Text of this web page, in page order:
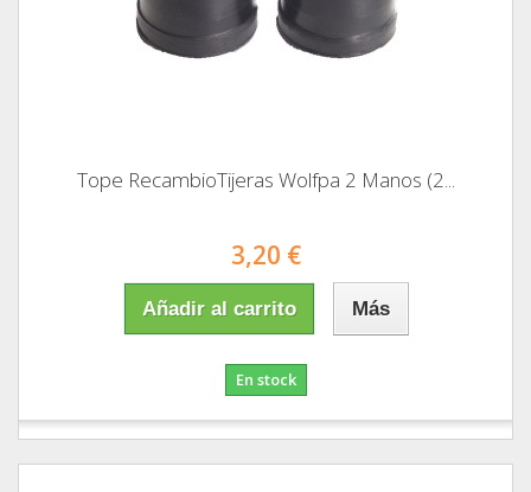
Tope RecambioTijeras Wolfpa 2 Manos (2...
3,20 €
Añadir al carrito Más
En stock